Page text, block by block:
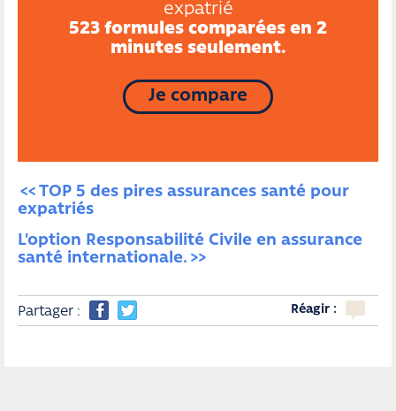
expatrié
523 formules comparées en 2
minutes seulement.
Je compare
TOP 5 des pires assurances santé pour
expatriés
L’option Responsabilité Civile en assurance
santé internationale.
Partager : Réagir :